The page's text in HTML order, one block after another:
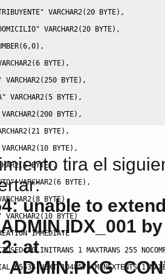
VARCHAR2( 20 BYTE) ,
VARCHAR2( 20 BYTE) ,
(6 ,0) ,
(6 BYTE) ,
VARCHAR2( 250 BYTE) ,
VARCHAR2(5 BYTE) ,
VARCHAR2( 200 BYTE) ,
( 21 BYTE) ,
VARCHAR2( 10 BYTE) ,
(5 BYTE),
VARCHAR2(6 BYTE) ,
(8 BYTE) ,
VARCHAR2( 10 BYTE)
IMMEDIATE
40 INITRANS 1 MAXTRANS 255
65536 NEXT 1048576 MINEXTENTS 1
tira el
unable to
at